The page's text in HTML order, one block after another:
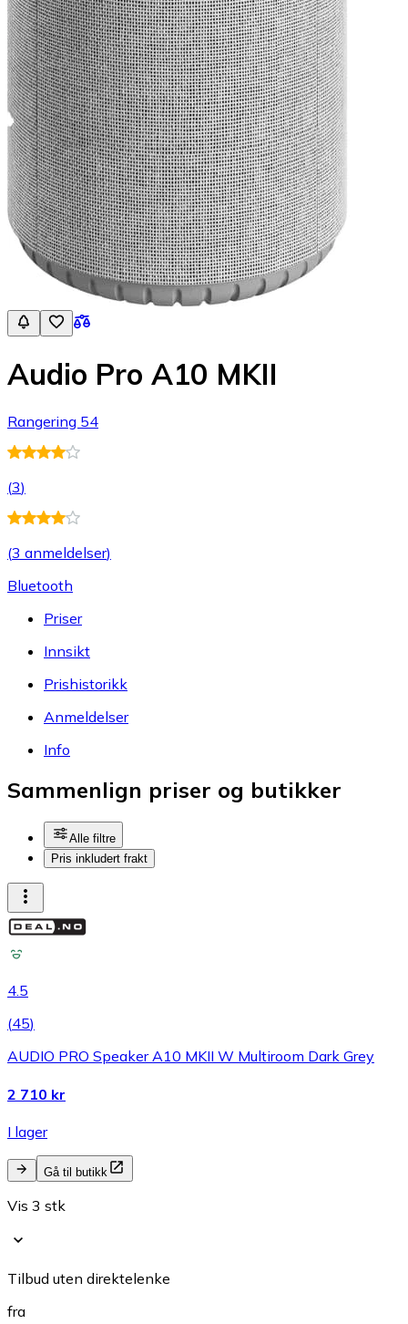
Audio Pro A10 MKII
Rangering 54
(3)
(3 anmeldelser)
Bluetooth
Priser
Innsikt
Prishistorikk
Anmeldelser
Info
Sammenlign priser og butikker
Alle filtre
Pris inkludert frakt
4.5
(45)
AUDIO PRO Speaker A10 MKII W Multiroom Dark Grey
2 710 kr
I lager
Gå til butikk
Vis 3 stk
Tilbud uten direktelenke
fra